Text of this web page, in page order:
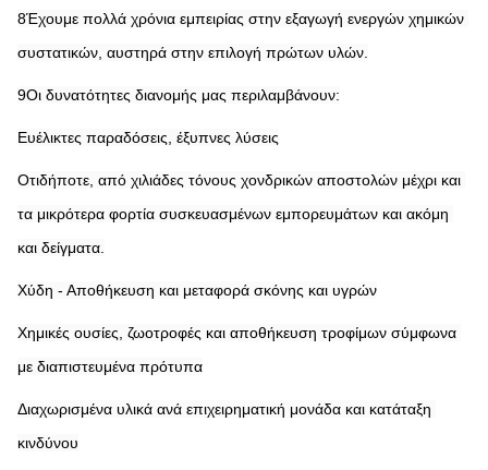
8Έχουμε πολλά χρόνια εμπειρίας στην εξαγωγή ενεργών χημικών
συστατικών, αυστηρά στην επιλογή πρώτων υλών.
9Οι δυνατότητες διανομής μας περιλαμβάνουν:
Ευέλικτες παραδόσεις, έξυπνες λύσεις
Οτιδήποτε, από χιλιάδες τόνους χονδρικών αποστολών μέχρι και
τα μικρότερα φορτία συσκευασμένων εμπορευμάτων και ακόμη
και δείγματα.
Χύδη - Αποθήκευση και μεταφορά σκόνης και υγρών
Χημικές ουσίες, ζωοτροφές και αποθήκευση τροφίμων σύμφωνα
με διαπιστευμένα πρότυπα
Διαχωρισμένα υλικά ανά επιχειρηματική μονάδα και κατάταξη
κινδύνου